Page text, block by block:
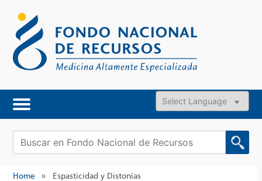
content
Powered by
Buscar:
Home » Espasticidad y Distonías